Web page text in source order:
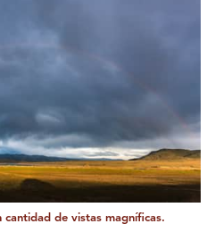
cantidad de vistas magníficas.